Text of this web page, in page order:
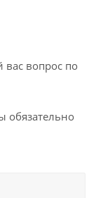
вопрос по
обязательно